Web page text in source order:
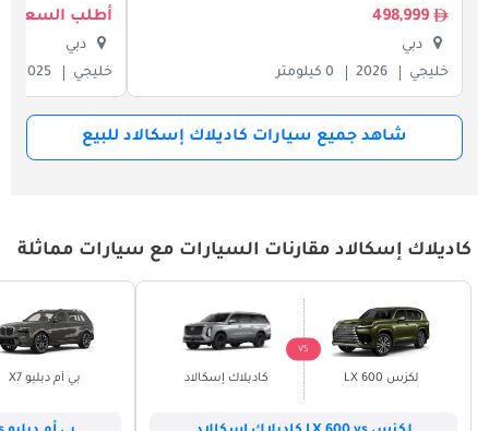
498,999
دبي
خليجي
2026 0 كيلومتر
أطلب السعر
دبي
خليجي
2025
شاهد جميع سيارات كاديلاك إسكالاد للبيع
كاديلاك إسكالاد مقارنات السيارات مع سيارات مماثلة
لكزس LX 600
VS
كاديلاك إسكالاد بي أم دبليو X7